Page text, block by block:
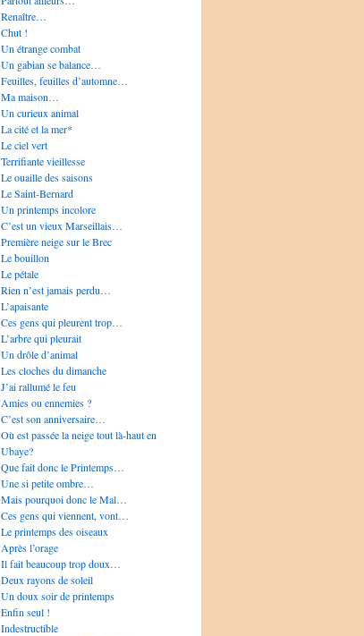
Renaître…
Chut !
Un étrange combat
Un gabian se balance…
Feuilles, feuilles d’automne…
Ma maison…
Un curieux animal
La cité et la mer*
Le ciel vert
Terrifiante vieillesse
Le ouaille des saisons
Le Saint-Bernard
Un printemps incolore
C’est un vieux Marseillais…
Première neige sur le Brec
Le bouillon
Le pétale
Rien n’est jamais perdu…
L’apaisante
Ces gens qui pleurent trop…
L’arbre qui pleurait
Un drôle d’animal
Les cloches du dimanche
J’ai rallumé le feu
Amies ou ennemies ?
C’est son anniversaire…
Où est passée la neige tout là-haut en
Ubaye?
Que fait donc le Printemps…
Une si petite ombre…
Mais pourquoi donc le Mal…
Ces gens qui viennent, vont…
Le printemps des oiseaux
Après l’orage
Il fait beaucoup trop doux…
Deux rayons de soleil
Un doux soir de printemps
Enfin seul !
Indestructible